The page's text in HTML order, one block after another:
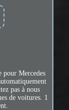
pour Mercedes
pas à nous
de voitures. 1